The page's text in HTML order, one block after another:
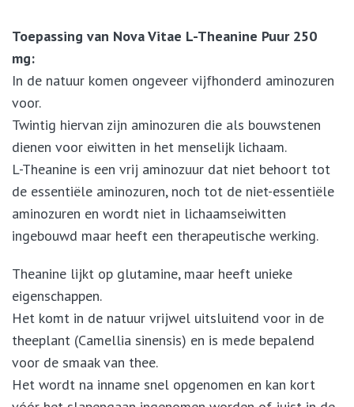
Toepassing van Nova Vitae L-Theanine Puur 250
mg:
In de natuur komen ongeveer vijfhonderd aminozuren
voor.
Twintig hiervan zijn aminozuren die als bouwstenen
dienen voor eiwitten in het menselijk lichaam.
L-Theanine is een vrij aminozuur dat niet behoort tot
de essentiële aminozuren, noch tot de niet-essentiële
aminozuren en wordt niet in lichaamseiwitten
ingebouwd maar heeft een therapeutische werking.
Theanine lijkt op glutamine, maar heeft unieke
eigenschappen.
Het komt in de natuur vrijwel uitsluitend voor in de
theeplant (Camellia sinensis) en is mede bepalend
voor de smaak van thee.
Het wordt na inname snel opgenomen en kan kort